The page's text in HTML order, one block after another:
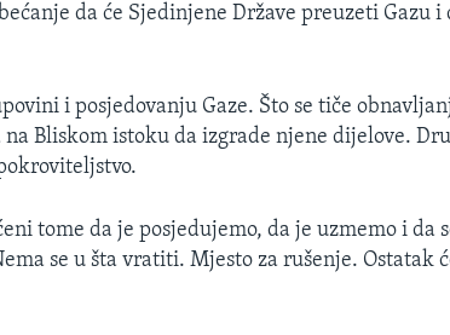
da će Sjedinjene Države preuzeti Gazu
i posjedovanju Gaze. Što se tiče
Bliskom istoku da izgrade njene dijelove.
tome da je posjedujemo, da je uzmemo i da
se u šta vratiti. Mjesto za rušenje. Ostatak